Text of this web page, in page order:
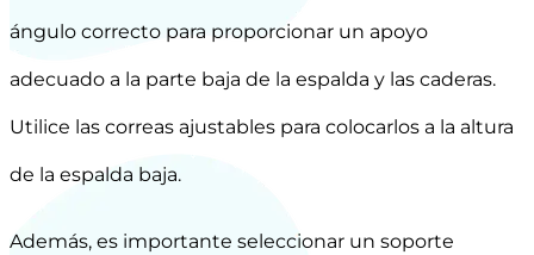
ángulo correcto para proporcionar un apoyo
adecuado a la parte baja de la espalda y las caderas.
Utilice las correas ajustables para colocarlos a la altura
de la espalda baja.
Además, es importante seleccionar un soporte